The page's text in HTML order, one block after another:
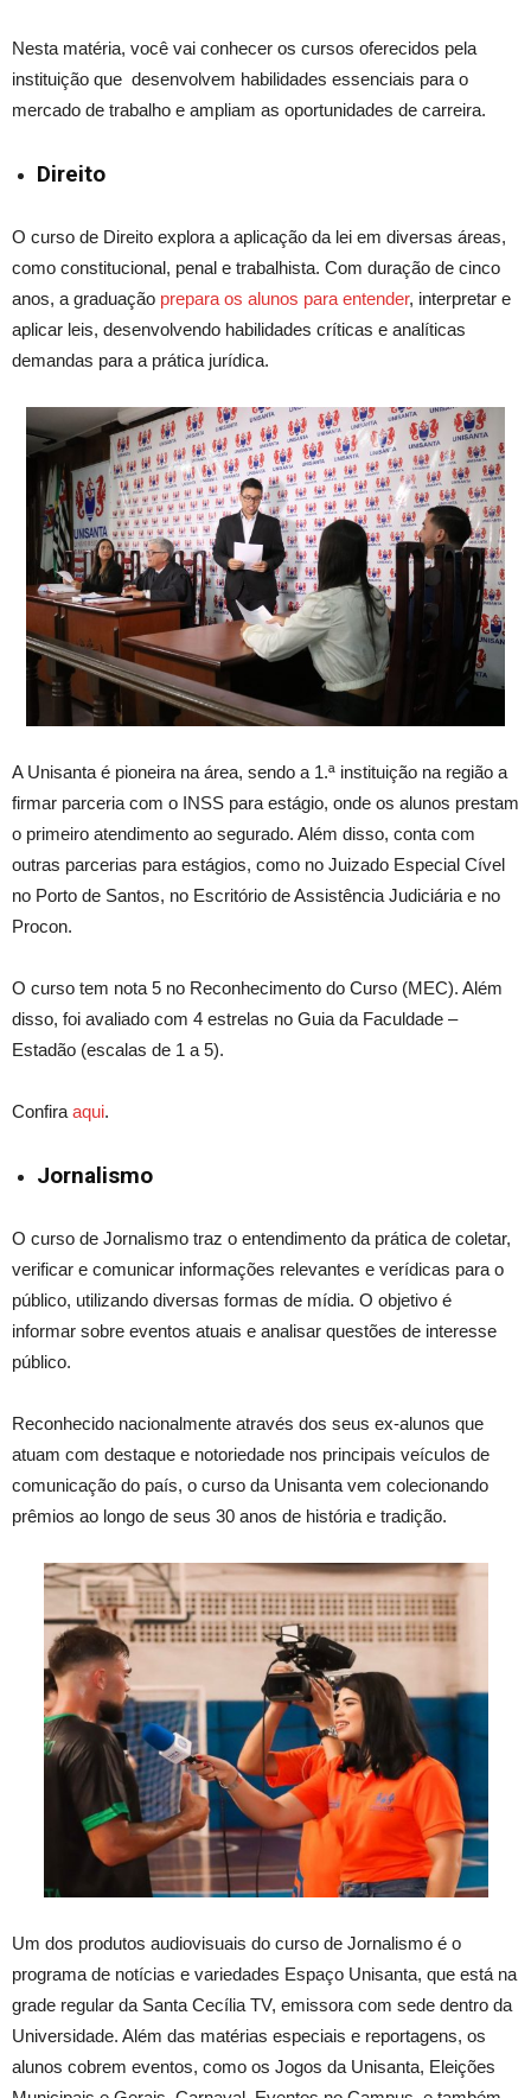
Nesta matéria, você vai conhecer os cursos oferecidos pela
instituição que desenvolvem habilidades essenciais para o
mercado de trabalho e ampliam as oportunidades de carreira.
Direito
O curso de Direito explora a aplicação da lei em diversas áreas,
como constitucional, penal e trabalhista. Com duração de cinco
anos, a graduação prepara os alunos para entender, interpretar e
aplicar leis, desenvolvendo habilidades críticas e analíticas
demandas para a prática jurídica.
A Unisanta é pioneira na área, sendo a 1.ª instituição na região a
firmar parceria com o INSS para estágio, onde os alunos prestam
o primeiro atendimento ao segurado. Além disso, conta com
outras parcerias para estágios, como no Juizado Especial Cível
no Porto de Santos, no Escritório de Assistência Judiciária e no
Procon.
O curso tem nota 5 no Reconhecimento do Curso (MEC). Além
disso, foi avaliado com 4 estrelas no Guia da Faculdade –
Estadão (escalas de 1 a 5).
Confira aqui.
Jornalismo
O curso de Jornalismo traz o entendimento da prática de coletar,
verificar e comunicar informações relevantes e verídicas para o
público, utilizando diversas formas de mídia. O objetivo é
informar sobre eventos atuais e analisar questões de interesse
público.
Reconhecido nacionalmente através dos seus ex-alunos que
atuam com destaque e notoriedade nos principais veículos de
comunicação do país, o curso da Unisanta vem colecionando
prêmios ao longo de seus 30 anos de história e tradição.
Um dos produtos audiovisuais do curso de Jornalismo é o
programa de notícias e variedades Espaço Unisanta, que está na
grade regular da Santa Cecília TV, emissora com sede dentro da
Universidade. Além das matérias especiais e reportagens, os
alunos cobrem eventos, como os Jogos da Unisanta, Eleições